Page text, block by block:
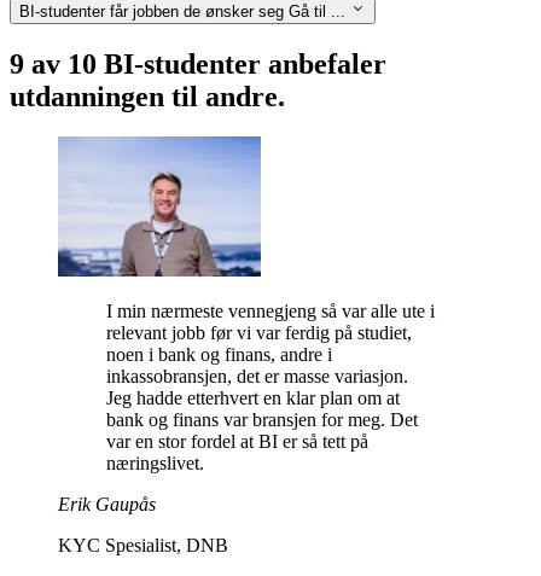
BI-studenter får jobben de ønsker seg Gå til ...
9 av 10 BI-studenter anbefaler
utdanningen til andre.
I min nærmeste vennegjeng så var alle ute i
relevant jobb før vi var ferdig på studiet,
noen i bank og finans, andre i
inkassobransjen, det er masse variasjon.
Jeg hadde etterhvert en klar plan om at
bank og finans var bransjen for meg. Det
var en stor fordel at BI er så tett på
næringslivet.
Erik Gaupås
KYC Spesialist, DNB